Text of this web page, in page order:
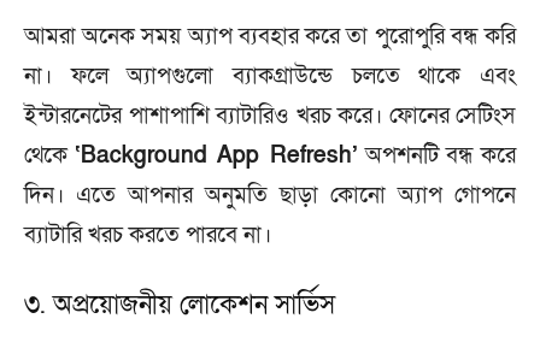
আমরা অনেক সময় অ্যাপ ব্যবহার করে তা পুরোপুরি বন্ধ করি
না। ফলে অ্যাপগুলো ব্যাকগ্রাউন্ডে চলতে থাকে এবং
ইন্টারনেটের পাশাপাশি ব্যাটারিও খরচ করে। ফোনের সেটিংস
থেকে ‘Background App Refresh’ অপশনটি বন্ধ করে
দিন। এতে আপনার অনুমতি ছাড়া কোনো অ্যাপ গোপনে
ব্যাটারি খরচ করতে পারবে না।
৩. অপ্রয়োজনীয় লোকেশন সার্ভিস